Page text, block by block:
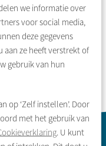
we informatie over
voor social media,
deze gegevens
ze heeft verstrekt of
gebruik van hun
op ‘Zelf instellen’. Door
met het gebruik van
. U kunt